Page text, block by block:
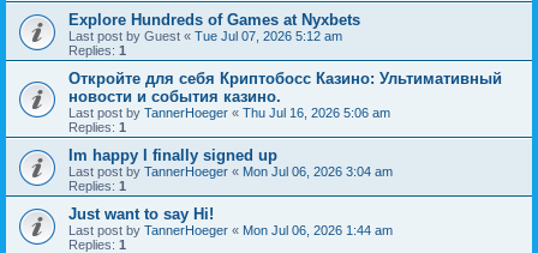
Explore Hundreds of Games at Nyxbets
Last post by Guest « Tue Jul 07, 2026 5:12 am
Replies: 1
Откройте для себя Криптобосс Казино: Ультимативный
новости и события казино.
Last post by TannerHoeger « Thu Jul 16, 2026 5:06 am
Replies: 1
Im happy I finally signed up
Last post by TannerHoeger « Mon Jul 06, 2026 3:04 am
Replies: 1
Just want to say Hi!
Last post by TannerHoeger « Mon Jul 06, 2026 1:44 am
Replies: 1